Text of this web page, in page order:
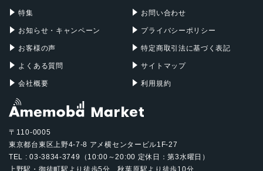
特集
お知らせ・キャンペーン
お客様の声
よくある質問
会社概要
お問い合わせ
プライバシーポリシー
特定商取引法に基づく表記
サイトマップ
利用規約
〒110-0005
東京都台東区上野4-7-8 アメ横センタービル1F-27
TEL : 03-3834-3749（10:00～20:00 定休日：第3水曜日）